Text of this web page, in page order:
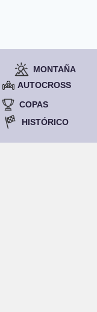
MONTAÑA
AUTOCROSS
COPAS
HISTÓRICO